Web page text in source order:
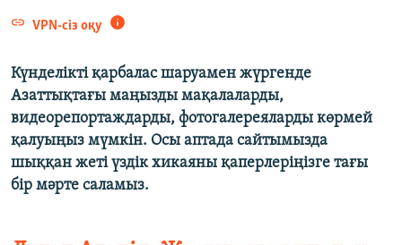
VPN-сіз оқу
Күнделікті қарбалас шаруамен жүргенде
Азаттықтағы маңызды мақалаларды,
видеорепортаждарды, фотогалереяларды көрмей
қалуыңыз мүмкін. Осы аптада сайтымызда
шыққан жеті үздік хикаяны қаперлеріңізге тағы
бір мәрте саламыз.